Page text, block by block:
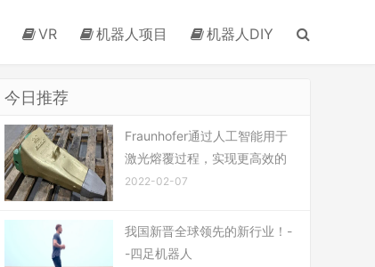
VR 机器人项目 机器人DIY
今日推荐
Fraunhofer通过人工智能用于
激光熔覆过程，实现更高效的
2022-02-07
我国新晋全球领先的新行业！-
-四足机器人